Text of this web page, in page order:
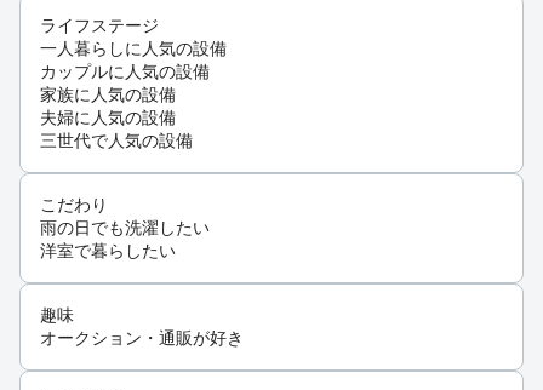
ライフステージ
一人暮らしに人気の設備
カップルに人気の設備
家族に人気の設備
夫婦に人気の設備
三世代で人気の設備
こだわり
雨の日でも洗濯したい
洋室で暮らしたい
趣味
オークション・通販が好き